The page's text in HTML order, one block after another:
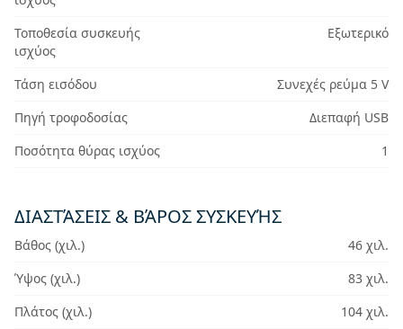
Τοποθεσία συσκευής
ισχύος
Εξωτερικό
Τάση εισόδου
Συνεχές ρεύμα 5 V
Πηγή τροφοδοσίας
Διεπαφή USB
Ποσότητα θύρας ισχύος
1
ΔΙΑΣΤΆΣΕΙΣ & ΒΆΡΟΣ ΣΥΣΚΕΥΉΣ
Βάθος (χιλ.)
46 χιλ.
Ύψος (χιλ.)
83 χιλ.
Πλάτος (χιλ.)
104 χιλ.